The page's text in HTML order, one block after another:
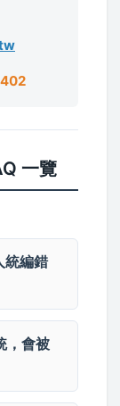
一覽
統編錯
，會被